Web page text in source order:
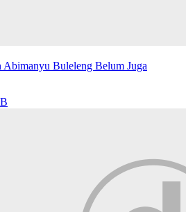
Abimanyu Buleleng Belum Juga